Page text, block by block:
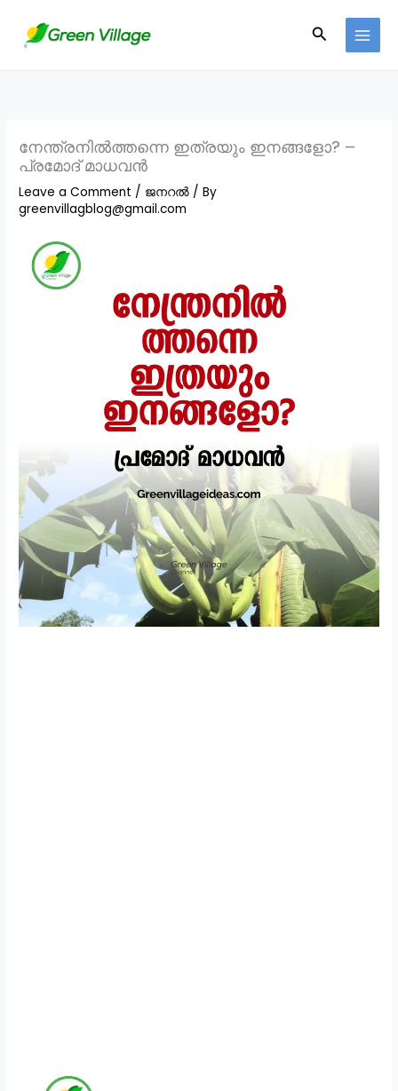
Search
നേന്ത്രനിൽത്തന്നെ ഇത്രയും ഇനങ്ങളോ? –
പ്രമോദ് മാധവൻ
Leave a Comment / ജനറൽ / By
greenvillagblog@gmail.com